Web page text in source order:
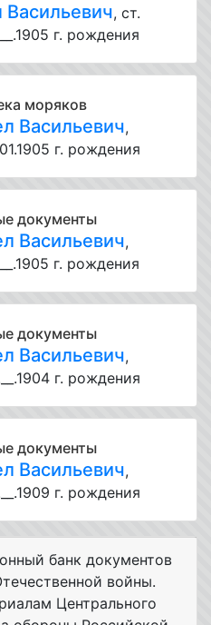
, ст.
г. рождения
моряков
Васильевич,
г. рождения
документы
Васильевич,
г. рождения
документы
Васильевич,
г. рождения
документы
Васильевич,
г. рождения
банк документов
войны.
Центрального